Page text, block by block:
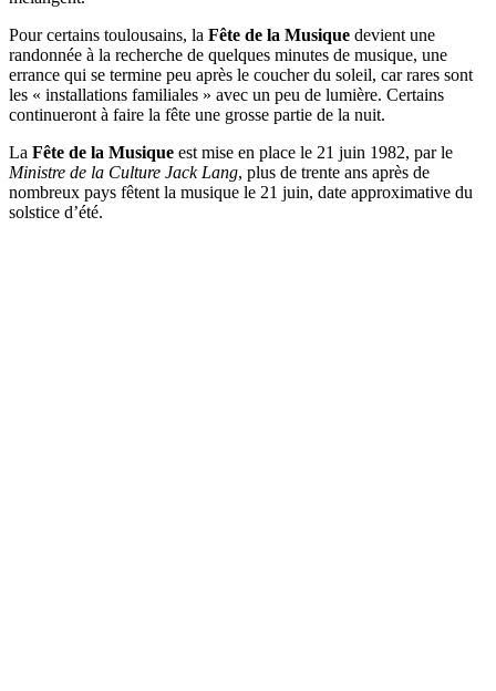
Pour certains toulousains, la Fête de la Musique devient une
randonnée à la recherche de quelques minutes de musique, une
errance qui se termine peu après le coucher du soleil, car rares sont
les « installations familiales » avec un peu de lumière. Certains
continueront à faire la fête une grosse partie de la nuit.
La Fête de la Musique est mise en place le 21 juin 1982, par le
Ministre de la Culture Jack Lang, plus de trente ans après de
nombreux pays fêtent la musique le 21 juin, date approximative du
solstice d’été.